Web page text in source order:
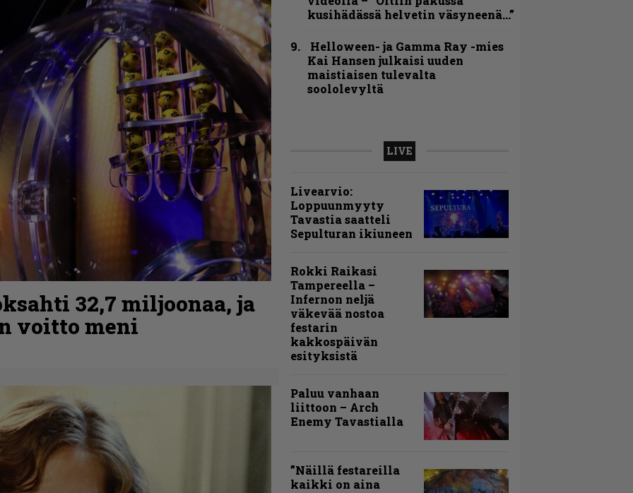
32,7 miljoonaa, ja
voitto meni
kusihädässä helvetin väsyneenä…”
Helloween- ja Gamma Ray -mies
Kai Hansen julkaisi uuden
maistiaisen tulevalta
soololevyltä
LIVE
Livearvio:
Loppuunmyyty
Tavastia saatteli
Sepulturan ikiuneen
Rokki Raikasi
Tampereella –
Infernon neljä
väkevää nostoa
festarin
kakkospäivän
esityksistä
Paluu vanhaan
liittoon – Arch
Enemy Tavastialla
”Näillä festareilla
kaikki on aina